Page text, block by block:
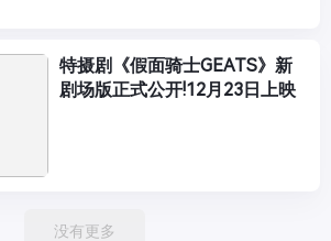
特摄剧《假面骑士GEATS》新
剧场版正式公开!12月23日上映
没有更多